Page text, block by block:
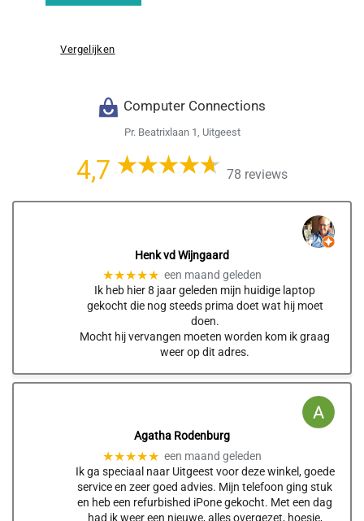
Vergelijken
Computer Connections
Pr. Beatrixlaan 1, Uitgeest
4,7 78 reviews
Henk vd Wijngaard
★★★★★ een maand geleden
Ik heb hier 8 jaar geleden mijn huidige laptop
gekocht die nog steeds prima doet wat hij moet
doen.
Mocht hij vervangen moeten worden kom ik graag
weer op dit adres.
Agatha Rodenburg
★★★★★ een maand geleden
Ik ga speciaal naar Uitgeest voor deze winkel, goede
service en zeer goed advies. Mijn telefoon ging stuk
en heb een refurbished iPone gekocht. Met een dag
had ik weer een nieuwe, alles overgezet, hoesje,